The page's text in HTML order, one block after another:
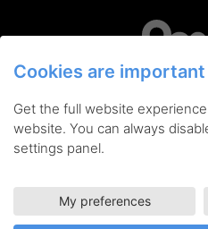
kunstnerartikler og tilbehør
kjøper et produkt fra Pentel,
hver dag – både
Cookies are important
Get the full website
website. You can always
settings panel.
My preferences